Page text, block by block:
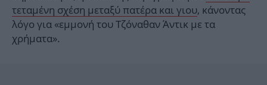
τεταμένη σχέση μεταξύ πατέρα και γιου, κάνοντας
λόγο για «εμμονή του Τζόναθαν Άντικ με τα
χρήματα».